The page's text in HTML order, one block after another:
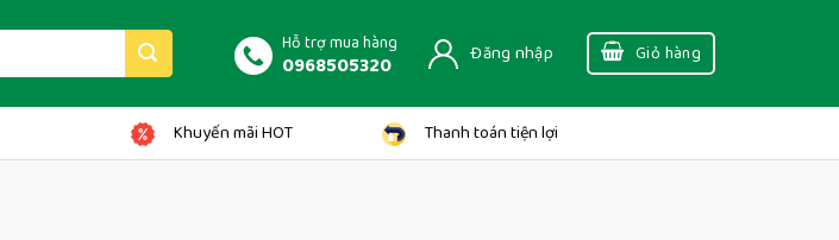
Hỗ trợ mua hàng
0968505320 Đăng nhập Giỏ hàng
Khuyến mãi HOT Thanh toán tiện lợi